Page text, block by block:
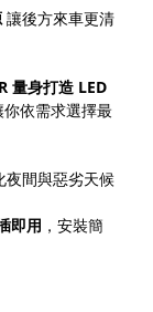
讓後方來車更清
量身打造 LED
依需求選擇最
夜間與惡劣天候
即用 ，安裝簡